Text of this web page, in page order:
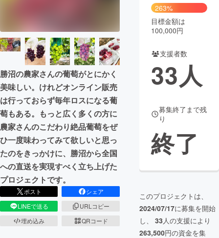
CAMPFIRE Creation
CAMPFIREふるさと納税machi-ya コミュニティ
勝沼の農家さんの葡萄がとにかく
美味しい。けれどオンライン販売
は行っておらず毎年ロスになる葡
萄もある。もっと広く多くの方に
農家さんのこだわり絶品葡萄をぜ
ひ一度味わってみて欲しいと思っ
たのをきっかけに、勝沼から全国
への直送を実現すべく立ち上げた
プロジェクトです。
ポスト
シェア
LINEで送る
URLコピー
埋め込み
QRコード
263%
目標金額は
100,000円
支援者数
33人
募集終了まで残
り
終了
このプロジェクトは、
2024/07/17に募集を開始
し、 33人の支援により
263,500円の資金を集